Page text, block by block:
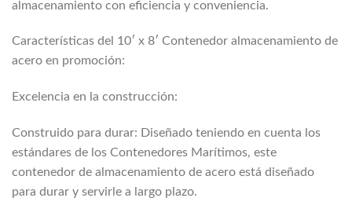
almacenamiento con eficiencia y conveniencia.
Características del 10′ x 8′ Contenedor almacenamiento de
acero en promoción:
Excelencia en la construcción:
Construido para durar: Diseñado teniendo en cuenta los
estándares de los Contenedores Marítimos, este
contenedor de almacenamiento de acero está diseñado
para durar y servirle a largo plazo.